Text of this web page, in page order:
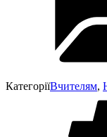
КатегоріїВчителям,